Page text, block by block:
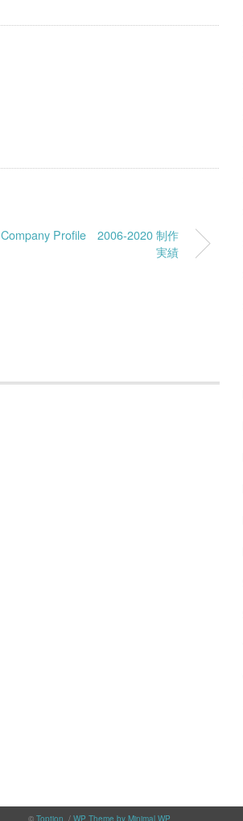
Company Profile 2006-2020 制作
実績
© Toption . / WP Theme by Minimal WP